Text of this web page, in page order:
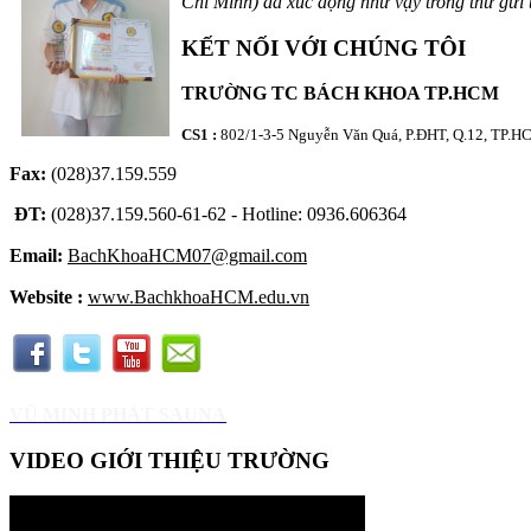
KẾT NỐI VỚI CHÚNG TÔI
TRƯỜNG TC BÁCH KHOA TP.HCM
CS1 : 802/1-3-5 Nguyễn Văn Quá, P.ĐHT, Q.12,
Fax: (028)37.159.559
ĐT: (028)37.159.560-61-62 - Hotline: 0936.606364
Email: BachKhoaHCM07@gmail.com
Website : www.BachkhoaHCM.edu.vn
VIDEO GIỚI THIỆU TRƯỜNG